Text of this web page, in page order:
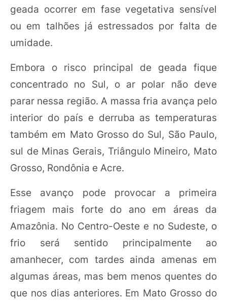
geada ocorrer em fase vegetativa sensível
ou em talhões já estressados por falta de
umidade.
Embora o risco principal de geada fique
concentrado no Sul, o ar polar não deve
parar nessa região. A massa fria avança pelo
interior do país e derruba as temperaturas
também em Mato Grosso do Sul, São Paulo,
sul de Minas Gerais, Triângulo Mineiro, Mato
Grosso, Rondônia e Acre.
Esse avanço pode provocar a primeira
friagem mais forte do ano em áreas da
Amazônia. No Centro-Oeste e no Sudeste, o
frio será sentido principalmente ao
amanhecer, com tardes ainda amenas em
algumas áreas, mas bem menos quentes do
que nos dias anteriores. Em Mato Grosso do